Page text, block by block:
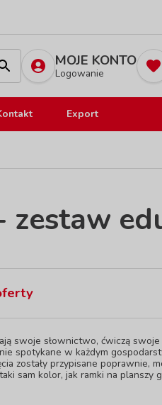
MOJE KONTO
Logowanie
Export
zestaw
swoje słownictwo, ćwiczą
spotykane w każdym
zostały przypisane poprawnie,
sam kolor, jak ramki na planszy